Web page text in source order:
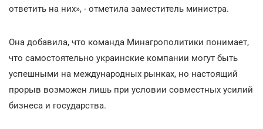
ответить на них», - отметила заместитель министра.
Она добавила, что команда Минагрополитики понимает,
что самостоятельно украинские компании могут быть
успешными на международных рынках, но настоящий
прорыв возможен лишь при условии совместных усилий
бизнеса и государства.